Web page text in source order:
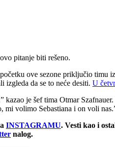
pitanje biti rešeno.
ove sezone priključio
izgleda da se to neće desiti. U
kazao je šef tima Otmar
mi volimo Sebastiana i on voli
INSTAGRAMU. Vesti kao i
nalog.